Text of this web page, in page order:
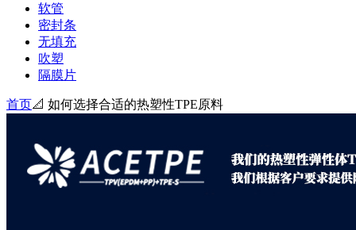
软管
密封条
无填充
吹塑
隔膜片
首页📐 如何选择合适的热塑性TPE原料